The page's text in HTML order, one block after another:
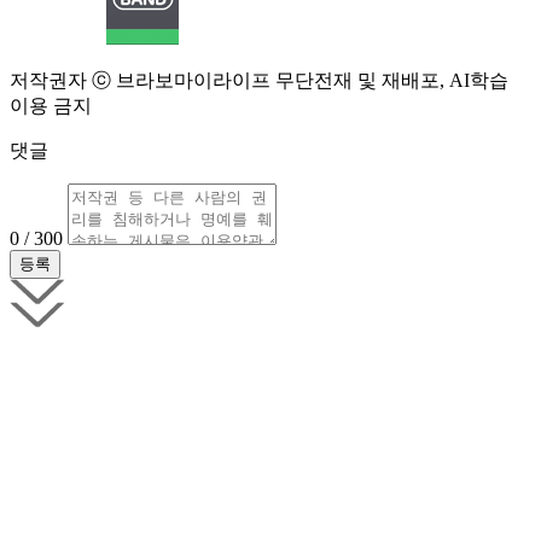
저작권자 ⓒ 브라보마이라이프 무단전재 및 재배포, AI학습
이용 금지
댓글
0 / 300